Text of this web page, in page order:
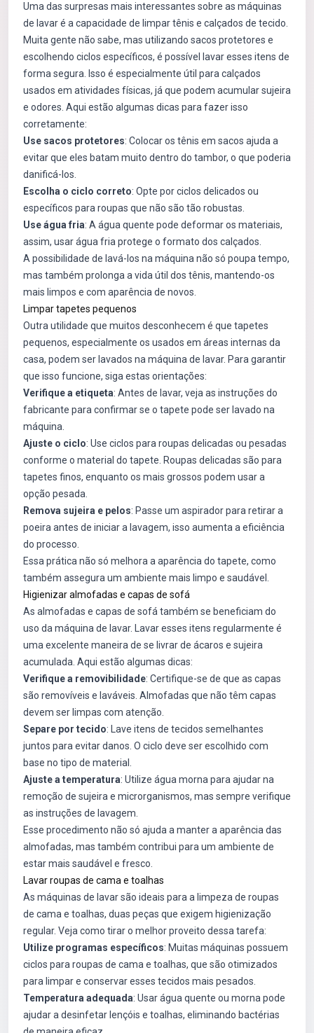
Uma das surpresas mais interessantes sobre as máquinas
de lavar é a capacidade de limpar tênis e calçados de tecido.
Muita gente não sabe, mas utilizando sacos protetores e
escolhendo ciclos específicos, é possível lavar esses itens de
forma segura. Isso é especialmente útil para calçados
usados em atividades físicas, já que podem acumular sujeira
e odores. Aqui estão algumas dicas para fazer isso
corretamente:
Use sacos protetores: Colocar os tênis em sacos ajuda a
evitar que eles batam muito dentro do tambor, o que poderia
danificá-los.
Escolha o ciclo correto: Opte por ciclos delicados ou
específicos para roupas que não são tão robustas.
Use água fria: A água quente pode deformar os materiais,
assim, usar água fria protege o formato dos calçados.
A possibilidade de lavá-los na máquina não só poupa tempo,
mas também prolonga a vida útil dos tênis, mantendo-os
mais limpos e com aparência de novos.
Limpar tapetes pequenos
Outra utilidade que muitos desconhecem é que tapetes
pequenos, especialmente os usados em áreas internas da
casa, podem ser lavados na máquina de lavar. Para garantir
que isso funcione, siga estas orientações:
Verifique a etiqueta: Antes de lavar, veja as instruções do
fabricante para confirmar se o tapete pode ser lavado na
máquina.
Ajuste o ciclo: Use ciclos para roupas delicadas ou pesadas
conforme o material do tapete. Roupas delicadas são para
tapetes finos, enquanto os mais grossos podem usar a
opção pesada.
Remova sujeira e pelos: Passe um aspirador para retirar a
poeira antes de iniciar a lavagem, isso aumenta a eficiência
do processo.
Essa prática não só melhora a aparência do tapete, como
também assegura um ambiente mais limpo e saudável.
Higienizar almofadas e capas de sofá
As almofadas e capas de sofá também se beneficiam do
uso da máquina de lavar. Lavar esses itens regularmente é
uma excelente maneira de se livrar de ácaros e sujeira
acumulada. Aqui estão algumas dicas:
Verifique a removibilidade: Certifique-se de que as capas
são removíveis e laváveis. Almofadas que não têm capas
devem ser limpas com atenção.
Separe por tecido: Lave itens de tecidos semelhantes
juntos para evitar danos. O ciclo deve ser escolhido com
base no tipo de material.
Ajuste a temperatura: Utilize água morna para ajudar na
remoção de sujeira e microrganismos, mas sempre verifique
as instruções de lavagem.
Esse procedimento não só ajuda a manter a aparência das
almofadas, mas também contribui para um ambiente de
estar mais saudável e fresco.
Lavar roupas de cama e toalhas
As máquinas de lavar são ideais para a limpeza de roupas
de cama e toalhas, duas peças que exigem higienização
regular. Veja como tirar o melhor proveito dessa tarefa:
Utilize programas específicos: Muitas máquinas possuem
ciclos para roupas de cama e toalhas, que são otimizados
para limpar e conservar esses tecidos mais pesados.
Temperatura adequada: Usar água quente ou morna pode
ajudar a desinfetar lençóis e toalhas, eliminando bactérias